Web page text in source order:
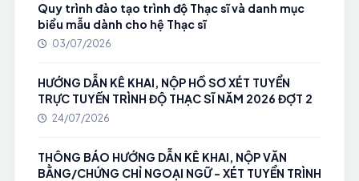
Quy trình đào tạo trình độ Thạc sĩ và danh mục
biểu mẫu dành cho hệ Thạc sĩ
03/07/2026
HƯỚNG DẪN KÊ KHAI, NỘP HỒ SƠ XÉT TUYỂN
TRỰC TUYẾN TRÌNH ĐỘ THẠC SĨ NĂM 2026 ĐỢT 2
24/07/2026
THÔNG BÁO HƯỚNG DẪN KÊ KHAI, NỘP VĂN
BẰNG/CHỨNG CHỈ NGOẠI NGỮ - XÉT TUYỂN TRÌNH